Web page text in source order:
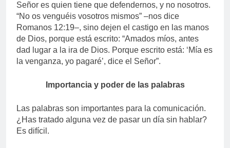
Señor es quien tiene que defendernos, y no nosotros.
“No os venguéis vosotros mismos” –nos dice
Romanos 12:19–, sino dejen el castigo en las manos
de Dios, porque está escrito: “Amados míos, antes
dad lugar a la ira de Dios. Porque escrito está: ‘Mía es
la venganza, yo pagaré’, dice el Señor”.
Importancia y poder de las palabras
Las palabras son importantes para la comunicación.
¿Has tratado alguna vez de pasar un día sin hablar?
Es difícil.